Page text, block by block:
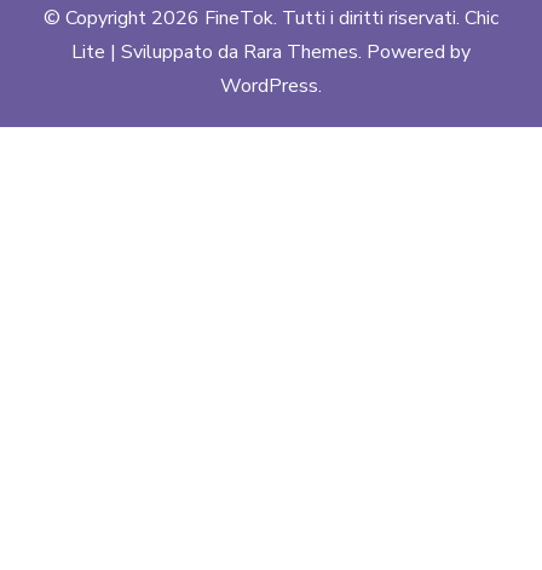
© Copyright 2026 FineTok. Tutti i diritti riservati. Chic
Lite | Sviluppato da Rara Themes. Powered by
WordPress.